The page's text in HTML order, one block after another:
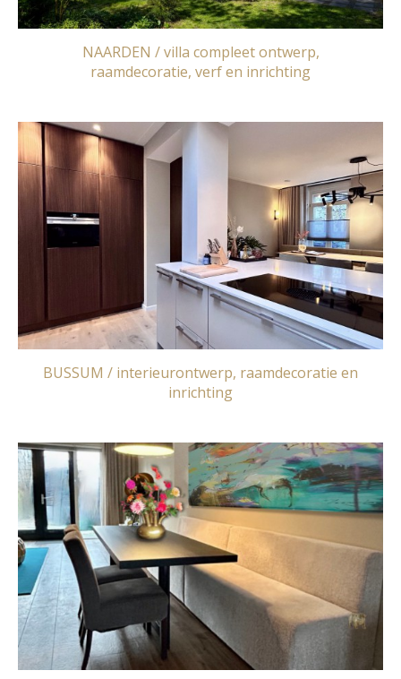
NAARDEN / villa compleet ontwerp,
raamdecoratie, verf en inrichting
BUSSUM / interieurontwerp, raamdecoratie en
inrichting